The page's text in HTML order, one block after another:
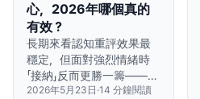
心，2026年哪個真的
有效？
長期來看認知重評效果最
穩定，但面對強烈情緒時
「接納」反而更勝一籌——而
壓抑情緒的反效果，比多
2026年5月23日 ·14 分鐘閱讀